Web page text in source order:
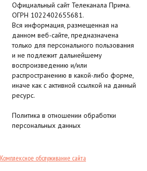
Официальный сайт Телеканала Прима.
ОГРН 1022402655681.
Вся информация, размещенная на
данном веб-сайте, предназначена
только для персонального пользования
и не подлежит дальнейшему
воспроизведению и/или
распространению в какой-либо форме,
иначе как с активной ссылкой на данный
ресурс.
Политика в отношении обработки
персональных данных
Комплексное обслуживание сайта